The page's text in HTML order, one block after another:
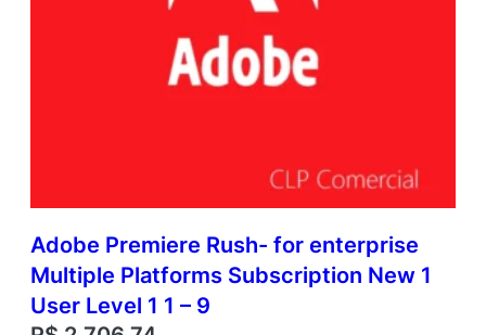
Adobe Premiere Rush- for enterprise
Multiple Platforms Subscription New 1
User Level 1 1 – 9